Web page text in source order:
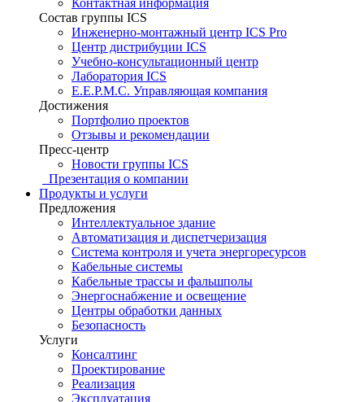
Состав группы ICS
Инженерно-монтажный центр ICS Pro
Центр дистрибуции ICS
Учебно-консультационный центр
Лаборатория ICS
E.E.P.M.C. Управляющая компания
Достижения
Портфолио проектов
Отзывы и рекомендации
Пресс-центр
Новости группы ICS
Презентация о компании
Продукты и услуги
Предложения
Интеллектуальное здание
Автоматизация и диспетчеризация
Система контроля и учета энергоресурсов
Кабельные системы
Кабельные трассы и фальшполы
Энергоснабжение и освещение
Центры обработки данных
Безопасность
Услуги
Консалтинг
Проектирование
Реализация
Эксплуатация